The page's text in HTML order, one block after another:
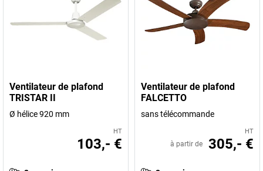
Ventilateur de plafond
TRISTAR II
Ø hélice 920 mm
HT
103,- €
Ventilateur de plafond
FALCETTO
sans télécommande
HT
à partir de 305,- €